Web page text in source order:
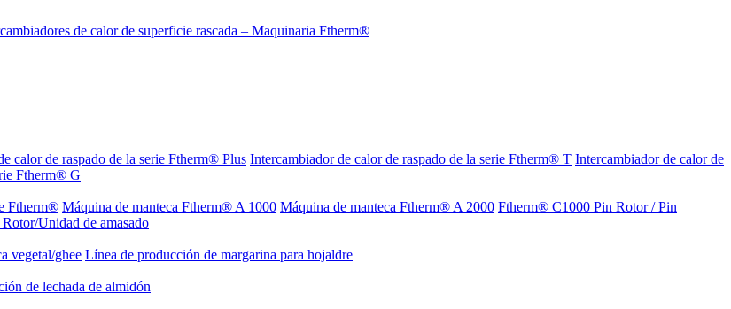
calor de raspado de la serie Ftherm® Plus Intercambiador de calor de raspado de la serie Ftherm® T Intercambiador de calor de
Ftherm® G
Ftherm® Máquina de manteca Ftherm® A 1000 Máquina de manteca Ftherm® A 2000 Ftherm® C1000 Pin Rotor / Pin
Unidad de amasado
vegetal/ghee Línea de producción de margarina para hojaldre
de lechada de almidón